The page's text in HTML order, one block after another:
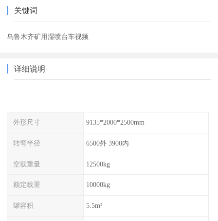
关键词
乌鲁木齐矿用湿喷台车视频
详细说明
外形尺寸 9135*2000*2500mm
转弯半径 6500外 3900内
空载重量 12500kg
额定载重 10000kg
罐容积 5.5m³